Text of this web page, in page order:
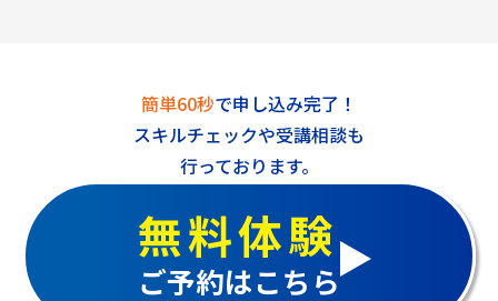
簡単60秒で申し込み完了！
スキルチェックや受講相談も
行っております。
無料体験
ご予約はこちら